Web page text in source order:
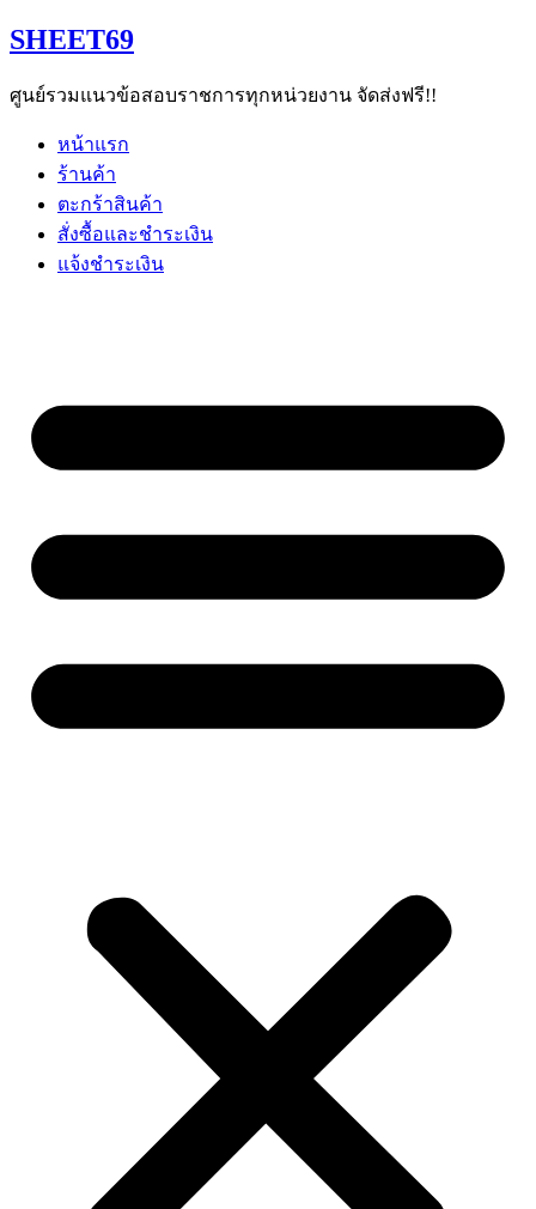
Skip
to
SHEET69
ศูนย์รวมแนวข้อสอบราชการทุกหน่วยงาน จัดส่งฟรี!!
หน้าแรก
ร้านค้า
ตะกร้าสินค้า
สั่งซื้อและชำระเงิน
แจ้งชำระเงิน